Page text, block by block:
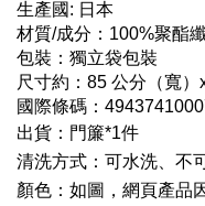
生產國: 日本
材質/成分：100%聚酯
包裝：獨立袋包裝
尺寸約：85 公分（寬）
國際條碼：
出貨：門簾*1件
清洗方式：可水洗、不
顏色：如圖，網頁產品